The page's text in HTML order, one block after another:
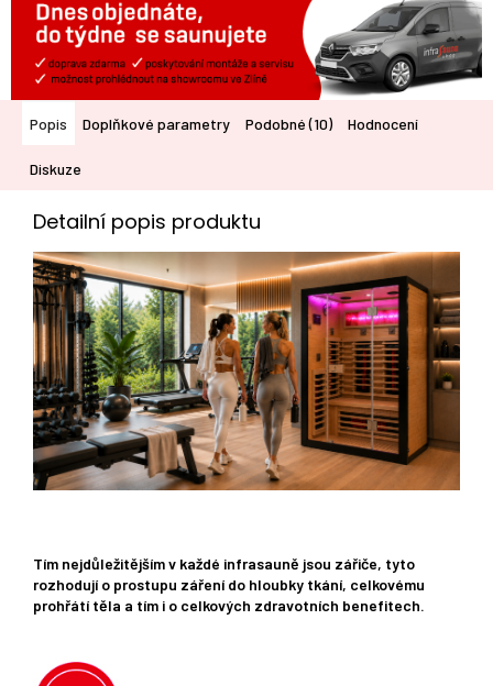
Popis Doplňkové parametry Podobné (10) Hodnocení
Diskuze
Detailní popis produktu
Tím nejdůležitějším v každé infrasauně jsou zářiče, tyto
rozhodují o prostupu záření do hloubky tkání, celkovému
prohřátí těla a tím i o celkových zdravotních benefitech.